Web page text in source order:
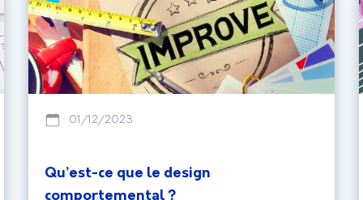
01/12/2023
Qu’est-ce que le design
comportemental ?